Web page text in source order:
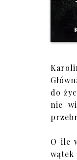
do
nie
O ile